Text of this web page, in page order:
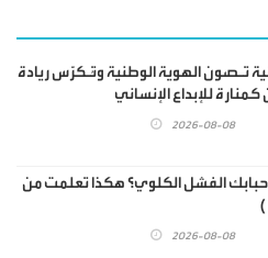
تـصون الهوية الوطنية وتُـكرّس ريادة
للإبداع الإنساني
2026-08-08
الفشل الكلوي؟ هكذا تعلمت من
)
2026-08-08